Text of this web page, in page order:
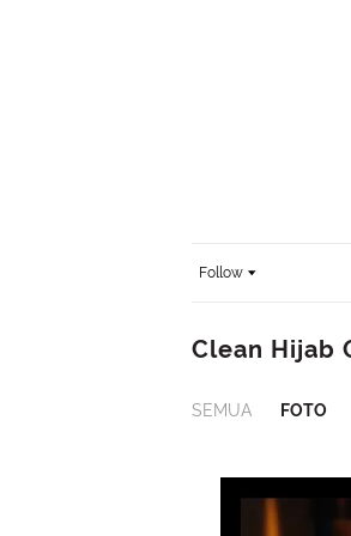
Follow
Clean Hijab
SEMUA FOTO